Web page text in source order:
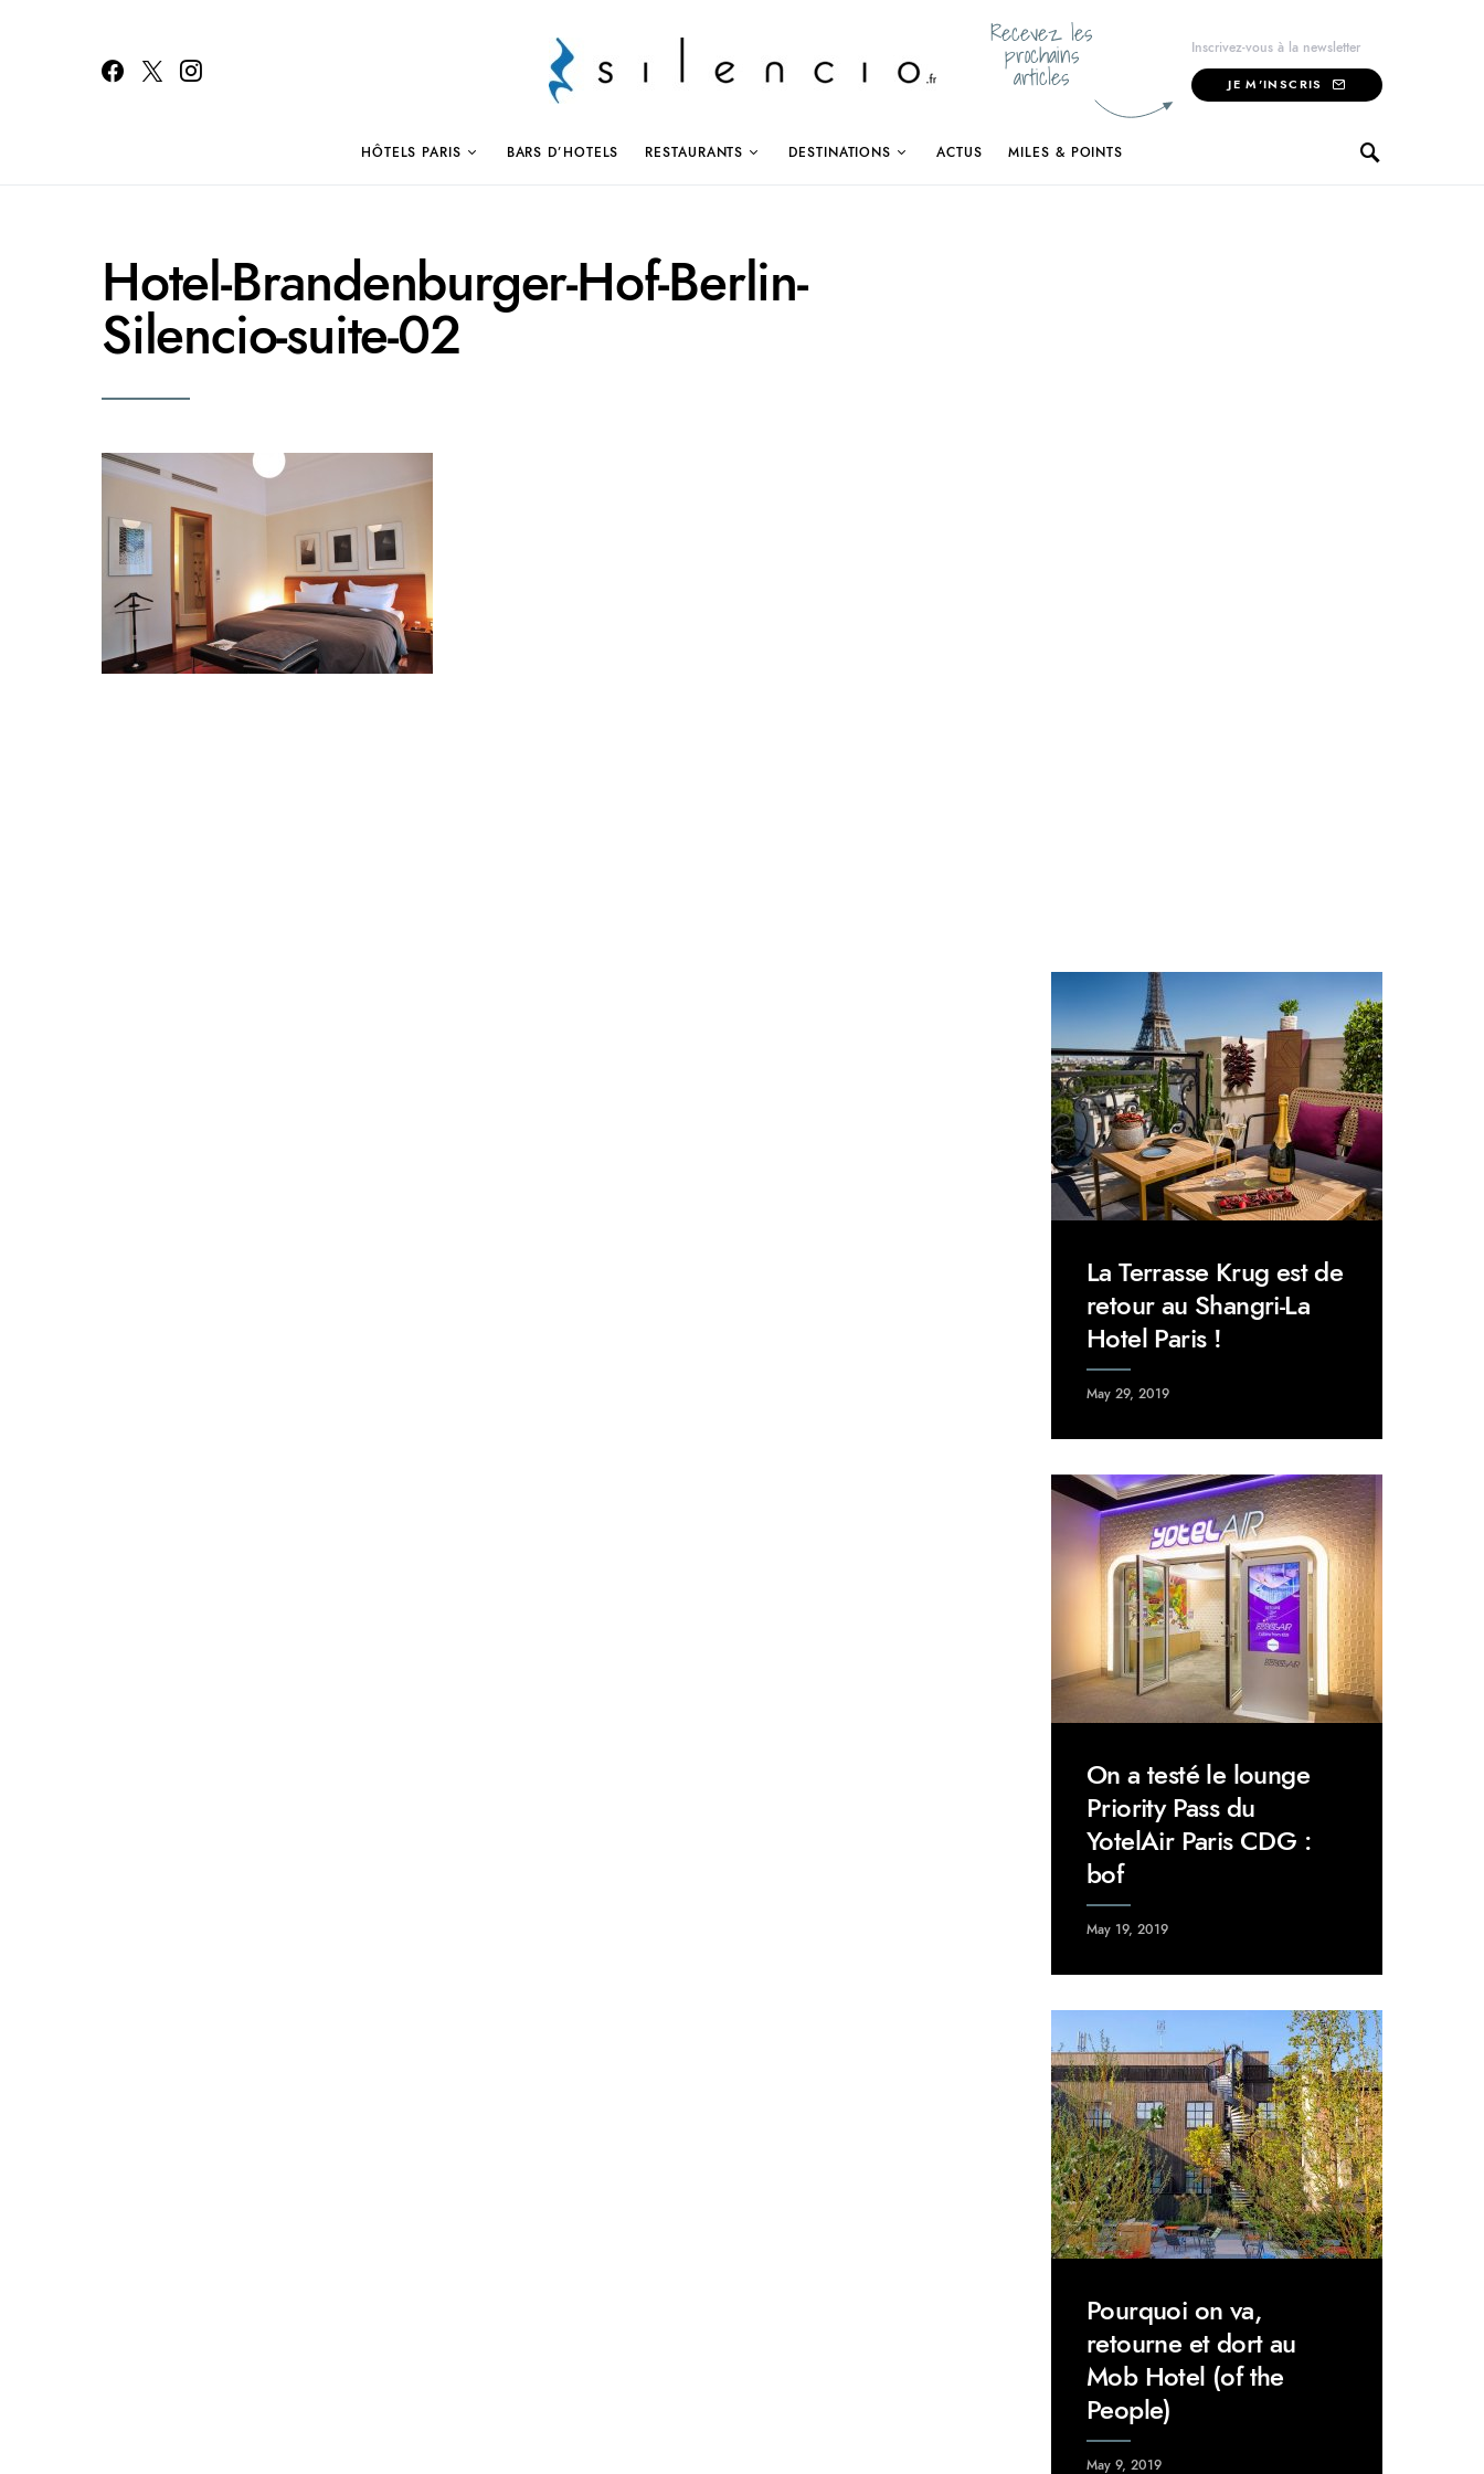
Recevez les
prochains
articles
Inscrivez-vous à la newsletter
JE M'INSCRIS
HÔTELS PARIS BARS D’HOTELS RESTAURANTS DESTINATIONS ACTUS MILES & POINTS
Hotel-Brandenburger-Hof-Berlin-
Silencio-suite-02
La Terrasse Krug est de
retour au Shangri-La
Hotel Paris !
May 29, 2019
On a testé le lounge
Priority Pass du
YotelAir Paris CDG :
bof
May 19, 2019
Pourquoi on va,
retourne et dort au
Mob Hotel (of the
People)
May 9, 2019